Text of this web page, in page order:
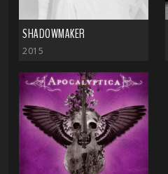
SHADOWMAKER
2015